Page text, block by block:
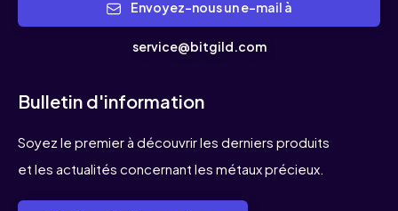
service@bitgild.com
Bulletin d'information
Soyez le premier à découvrir les derniers produits
et les actualités concernant les métaux précieux.